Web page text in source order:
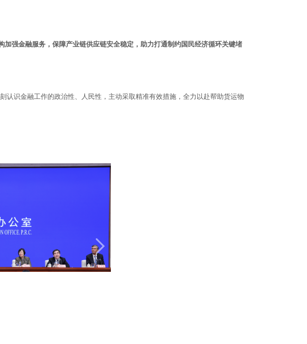
强金融服务，保障产业链供应链安全稳定，助力打通制约国民经济循环关键堵
识金融工作的政治性、人民性，主动采取精准有效措施，全力以赴帮助货运物